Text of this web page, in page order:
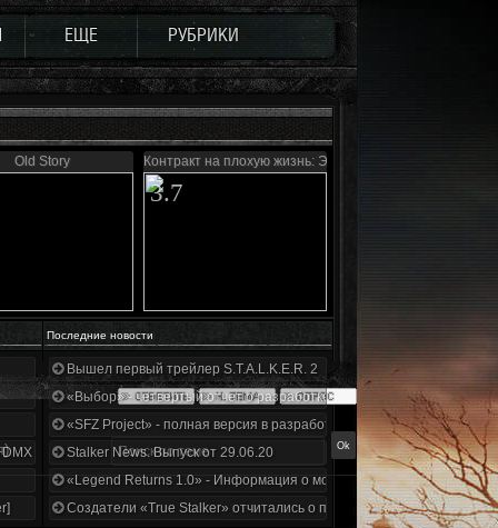
ЕЩЕ РУБРИКИ
Old Story Контракт на плохую жизнь: Эффект бабочки
3.7
Последние новости
1.3.5.ООП.МА.К.
Вышел первый трейлер S.T.A.L.K.E.R. 2
«Выбор» - четвертый отчет о разработке!
«SFZ Project» - полная версия в разработке!
Stalker News. Выпуск от 29.06.20
«Legend Returns 1.0» - Информация о моде за июнь 2020
Создатели «True Stalker» отчитались о проделанной работе